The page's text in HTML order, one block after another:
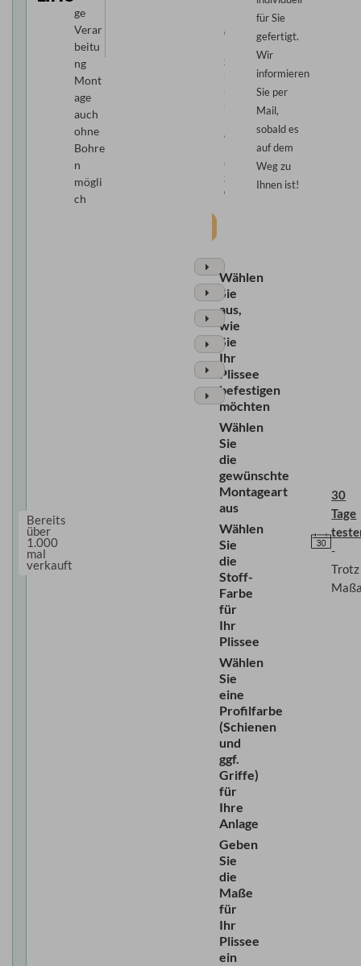
Bereits
über
1.000
mal
verkauft
ge
Verar
beitu
ng
Mont
age
auch
ohne
Bohre
n
mögli
ch
Comfort:
Schienen
beweglich,
&
Führungsschiene
(VS2
Slide
Comfort)
Freihängend:
Schiene
beweglich,
Schnurzug
Wählen
Sie
aus,
wie
Sie
Ihr
Plissee
befestigen
möchten
Wählen
Sie
die
gewünschte
Montageart
aus
Wählen
Sie
die
Stoff-
Farbe
für
Ihr
Plissee
Wählen
Sie
eine
Profilfarbe
(Schienen
und
ggf.
Griffe)
für
Ihre
Anlage
Geben
Sie
die
Maße
für
Ihr
Plissee
ein
für Sie
gefertigt.
Wir
informieren
Sie per
Mail,
sobald es
auf dem
Weg zu
Ihnen ist!
30
Tage
-
Trotz